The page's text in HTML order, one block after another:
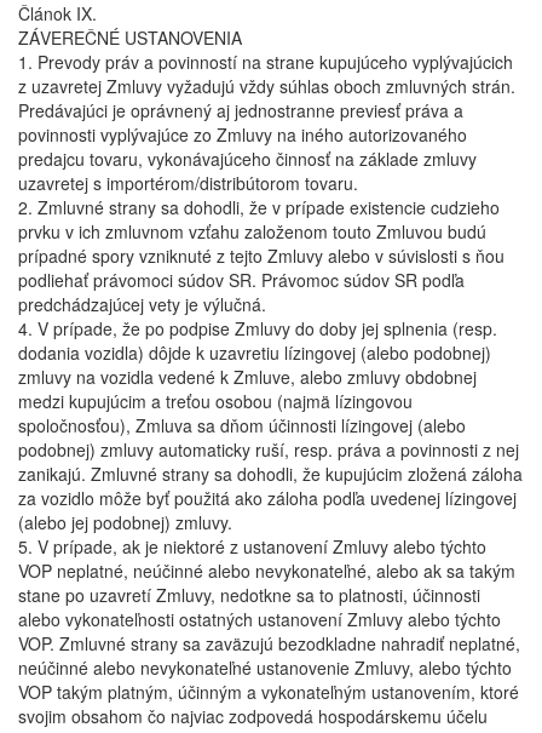
Článok IX.
ZÁVEREČNÉ USTANOVENIA
1. Prevody práv a povinností na strane kupujúceho vyplývajúcich
z uzavretej Zmluvy vyžadujú vždy súhlas oboch zmluvných strán.
Predávajúci je oprávnený aj jednostranne previesť práva a
povinnosti vyplývajúce zo Zmluvy na iného autorizovaného
predajcu tovaru, vykonávajúceho činnosť na základe zmluvy
uzavretej s importérom/distribútorom tovaru.
2. Zmluvné strany sa dohodli, že v prípade existencie cudzieho
prvku v ich zmluvnom vzťahu založenom touto Zmluvou budú
prípadné spory vzniknuté z tejto Zmluvy alebo v súvislosti s ňou
podliehať právomoci súdov SR. Právomoc súdov SR podľa
predchádzajúcej vety je výlučná.
4. V prípade, že po podpise Zmluvy do doby jej splnenia (resp.
dodania vozidla) dôjde k uzavretiu lízingovej (alebo podobnej)
zmluvy na vozidla vedené k Zmluve, alebo zmluvy obdobnej
medzi kupujúcim a treťou osobou (najmä lízingovou
spoločnosťou), Zmluva sa dňom účinnosti lízingovej (alebo
podobnej) zmluvy automaticky ruší, resp. práva a povinnosti z nej
zanikajú. Zmluvné strany sa dohodli, že kupujúcim zložená záloha
za vozidlo môže byť použitá ako záloha podľa uvedenej lízingovej
(alebo jej podobnej) zmluvy.
5. V prípade, ak je niektoré z ustanovení Zmluvy alebo týchto
VOP neplatné, neúčinné alebo nevykonateľné, alebo ak sa takým
stane po uzavretí Zmluvy, nedotkne sa to platnosti, účinnosti
alebo vykonateľnosti ostatných ustanovení Zmluvy alebo týchto
VOP. Zmluvné strany sa zaväzujú bezodkladne nahradiť neplatné,
neúčinné alebo nevykonateľné ustanovenie Zmluvy, alebo týchto
VOP takým platným, účinným a vykonateľným ustanovením, ktoré
svojim obsahom čo najviac zodpovedá hospodárskemu účelu